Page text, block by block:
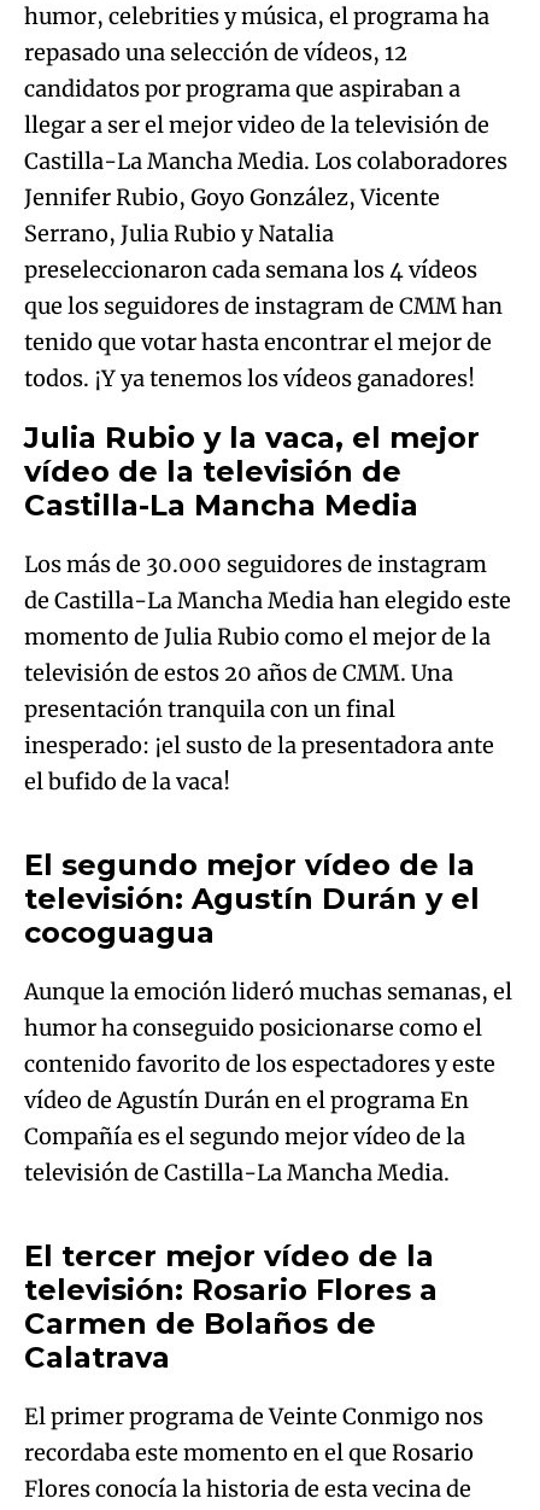
humor, celebrities y música, el programa ha
repasado una selección de vídeos, 12
candidatos por programa que aspiraban a
llegar a ser el mejor video de la televisión de
Castilla-La Mancha Media. Los colaboradores
Jennifer Rubio, Goyo González, Vicente
Serrano, Julia Rubio y Natalia
preseleccionaron cada semana los 4 vídeos
que los seguidores de instagram de CMM han
tenido que votar hasta encontrar el mejor de
todos. ¡Y ya tenemos los vídeos ganadores!
Julia Rubio y la vaca, el mejor
vídeo de la televisión de
Castilla-La Mancha Media
Los más de 30.000 seguidores de instagram
de Castilla-La Mancha Media han elegido este
momento de Julia Rubio como el mejor de la
televisión de estos 20 años de CMM. Una
presentación tranquila con un final
inesperado: ¡el susto de la presentadora ante
el bufido de la vaca!
El segundo mejor vídeo de la
televisión: Agustín Durán y el
cocoguagua
Aunque la emoción lideró muchas semanas, el
humor ha conseguido posicionarse como el
contenido favorito de los espectadores y este
vídeo de Agustín Durán en el programa En
Compañía es el segundo mejor vídeo de la
televisión de Castilla-La Mancha Media.
El tercer mejor vídeo de la
televisión: Rosario Flores a
Carmen de Bolaños de
Calatrava
El primer programa de Veinte Conmigo nos
recordaba este momento en el que Rosario
Flores conocía la historia de esta vecina de